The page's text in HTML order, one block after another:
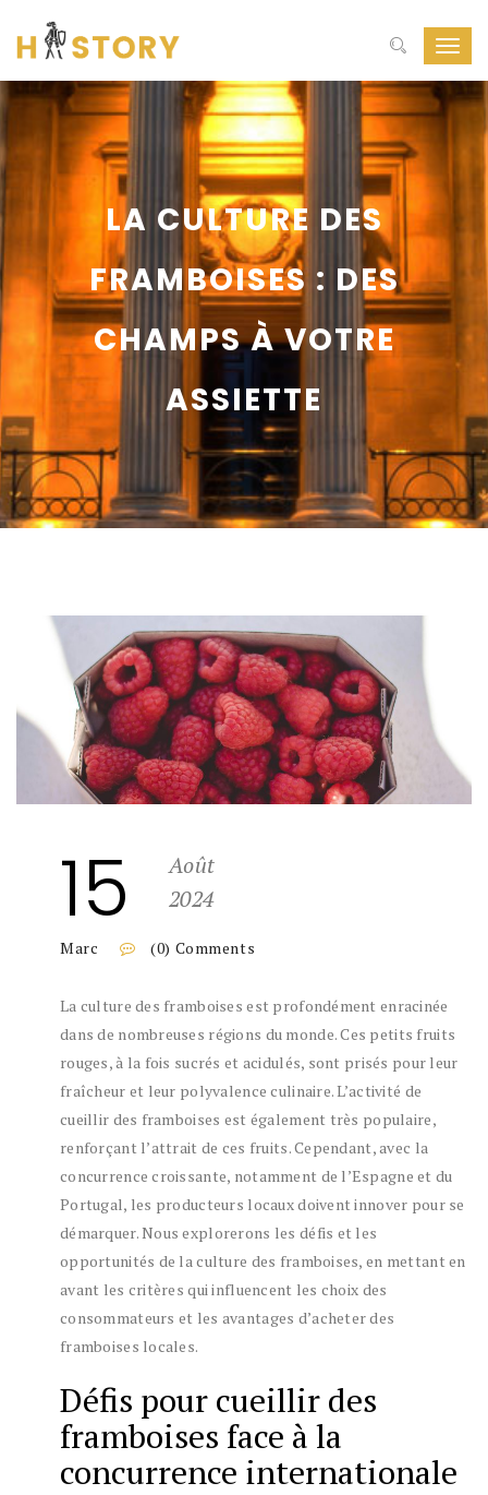
LA CULTURE DES
FRAMBOISES : DES
CHAMPS À VOTRE
ASSIETTE
15
Août
2024
Marc (0) Comments
La culture des framboises est profondément enracinée
dans de nombreuses régions du monde. Ces petits fruits
rouges, à la fois sucrés et acidulés, sont prisés pour leur
fraîcheur et leur polyvalence culinaire. L’activité de
cueillir des framboises est également très populaire,
renforçant l’attrait de ces fruits. Cependant, avec la
concurrence croissante, notamment de l’Espagne et du
Portugal, les producteurs locaux doivent innover pour se
démarquer. Nous explorerons les défis et les
opportunités de la culture des framboises, en mettant en
avant les critères qui influencent les choix des
consommateurs et les avantages d’acheter des
framboises locales.
Défis pour cueillir des
framboises face à la
concurrence internationale